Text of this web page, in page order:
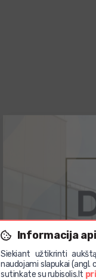
Informacija
Siekiant užtikrinti
naudojami slapukai (angl.
sutinkate su rubisolis.lt